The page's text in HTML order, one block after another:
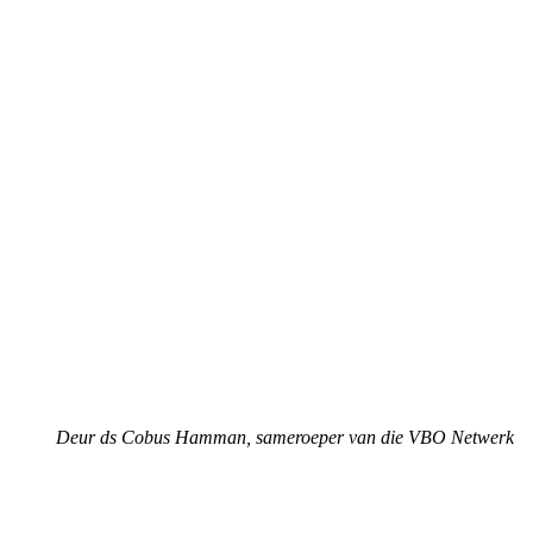
Deur ds Cobus Hamman, sameroeper van die VBO Netwerk